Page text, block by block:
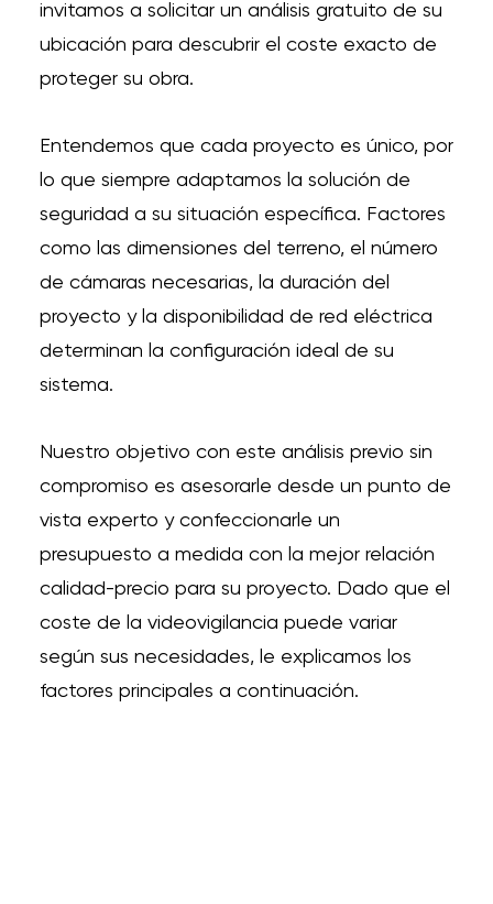
invitamos a solicitar un análisis gratuito de su
ubicación para descubrir el coste exacto de
proteger su obra.
Entendemos que cada proyecto es único, por
lo que siempre adaptamos la solución de
seguridad a su situación específica. Factores
como las dimensiones del terreno, el número
de cámaras necesarias, la duración del
proyecto y la disponibilidad de red eléctrica
determinan la configuración ideal de su
sistema.
Nuestro objetivo con este análisis previo sin
compromiso es asesorarle desde un punto de
vista experto y confeccionarle un
presupuesto a medida con la mejor relación
calidad-precio para su proyecto. Dado que el
coste de la videovigilancia puede variar
según sus necesidades, le explicamos los
factores principales a continuación.